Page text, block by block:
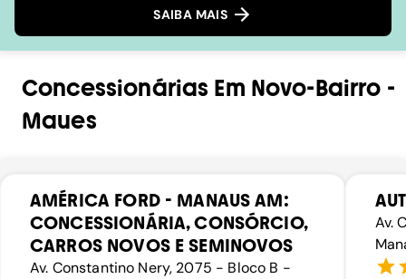
SAIBA MAIS
Concessionárias Em Novo-Bairro -
Maues
AMÉRICA FORD - MANAUS AM:
CONCESSIONÁRIA, CONSÓRCIO,
CARROS NOVOS E SEMINOVOS
Av. Constantino Nery, 2075 - Bloco B -
Av.